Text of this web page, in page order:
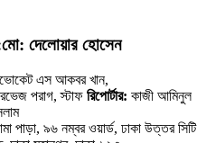
দেলোয়ার হোসেন
এস আকবর খান,
পরাগ, স্টাফ রিপোর্টার: কাজী আমিনুল
পাড়া, ৯৬ নম্বর ওয়ার্ড, ঢাকা উত্তর সিটি